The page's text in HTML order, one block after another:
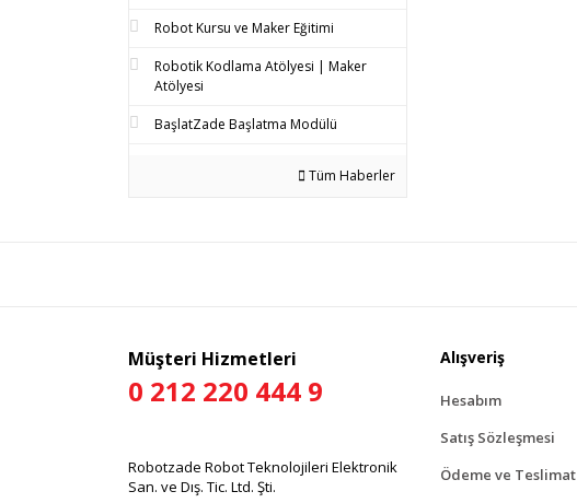
Robot Kursu ve Maker Eğitimi
Robotik Kodlama Atölyesi | Maker
Atölyesi
BaşlatZade Başlatma Modülü
Tüm Haberler
Müşteri Hizmetleri
0 212 220 444 9
Robotzade Robot Teknolojileri Elektronik
San. ve Dış. Tic. Ltd. Şti.
Alışveriş
Hesabım
Satış Sözleşmesi
Ödeme ve Teslimat